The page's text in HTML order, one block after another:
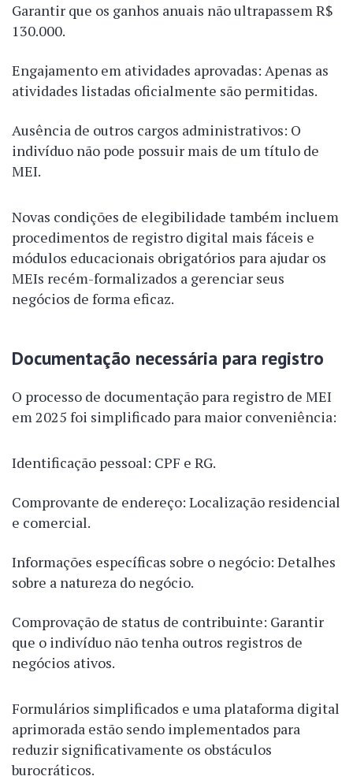
Garantir que os ganhos anuais não ultrapassem R$
130.000.
Engajamento em atividades aprovadas: Apenas as
atividades listadas oficialmente são permitidas.
Ausência de outros cargos administrativos: O
indivíduo não pode possuir mais de um título de
MEI.
Novas condições de elegibilidade também incluem
procedimentos de registro digital mais fáceis e
módulos educacionais obrigatórios para ajudar os
MEIs recém-formalizados a gerenciar seus
negócios de forma eficaz.
Documentação necessária para registro
O processo de documentação para registro de MEI
em 2025 foi simplificado para maior conveniência:
Identificação pessoal: CPF e RG.
Comprovante de endereço: Localização residencial
e comercial.
Informações específicas sobre o negócio: Detalhes
sobre a natureza do negócio.
Comprovação de status de contribuinte: Garantir
que o indivíduo não tenha outros registros de
negócios ativos.
Formulários simplificados e uma plataforma digital
aprimorada estão sendo implementados para
reduzir significativamente os obstáculos
burocráticos.